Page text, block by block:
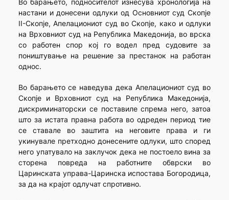
Во барањето, подносителот изнесува хронологија на
настани и донесени одлуки од Основниот суд Скопје
II-Скопје, Апелациониот суд во Скопје, како и одлуки
на Врховниот суд на Република Македонија, во врска
со работен спор кој го водел пред судовите за
поништување на решение за престанок на работан
однос.
Во барањето се наведува дека Апелациониот суд во
Скопје и Врховниот суд на Република Македонија,
дискриминаторски се поставиле спрема него, затоа
што за истата правна работа во одреден период тие
се ставале во заштита на неговите права и ги
укинувале претходно донесените одлуки, што според
него упатувало на заклучок дека не постоело вина за
сторена повреда на работните обврски во
Царинската управа-Царинска испостава Богородица,
за да на крајот одлучат спротивно.